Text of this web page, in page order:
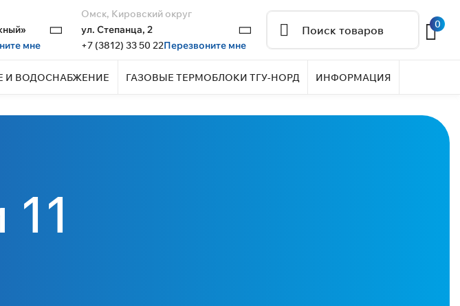
мне
Омск, Кировский округ
ул. Степанца, 2
+7 (3812) 33 50 22Перезвоните мне
0
И ВОДОСНАБЖЕНИЕ ГАЗОВЫЕ ТЕРМОБЛОКИ ТГУ-НОРД ИНФОРМАЦИЯ